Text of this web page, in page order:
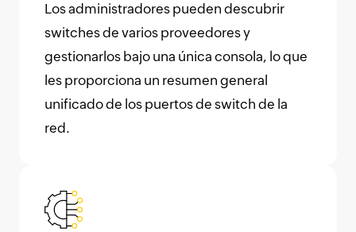
Los administradores pueden descubrir
switches de varios proveedores y
gestionarlos bajo una única consola, lo que
les proporciona un resumen general
unificado de los puertos de switch de la
red.